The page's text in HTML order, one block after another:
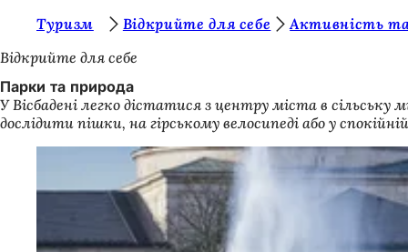
Перейти до змісту
и
т
у
Туризм Відкрийте для себе
Активність
Відкрийте для себе
Парки та природа
У Вісбадені легко дістатися з центру міста в
дослідити пішки, на гірському велосипеді або у